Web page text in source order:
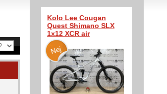
Kolo Lee Cougan
Quest Shimano SLX
1x12 XCR air